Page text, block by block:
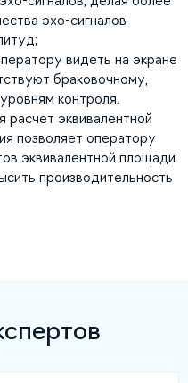
эхо-сигналов
видеть на экране
браковочному,
контроля.
расчет эквивалентной
позволяет оператору
эквивалентной площади
производительность